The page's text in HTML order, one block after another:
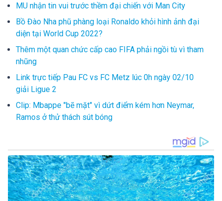
MU nhận tin vui trước thềm đại chiến với Man City
Bồ Đào Nha phũ phàng loại Ronaldo khỏi hình ảnh đại
diện tại World Cup 2022?
Thêm một quan chức cấp cao FIFA phải ngồi tù vì tham
nhũng
Link trực tiếp Pau FC vs FC Metz lúc 0h ngày 02/10
giải Ligue 2
Clip: Mbappe "bẽ mặt" vì dứt điểm kém hơn Neymar,
Ramos ở thử thách sút bóng